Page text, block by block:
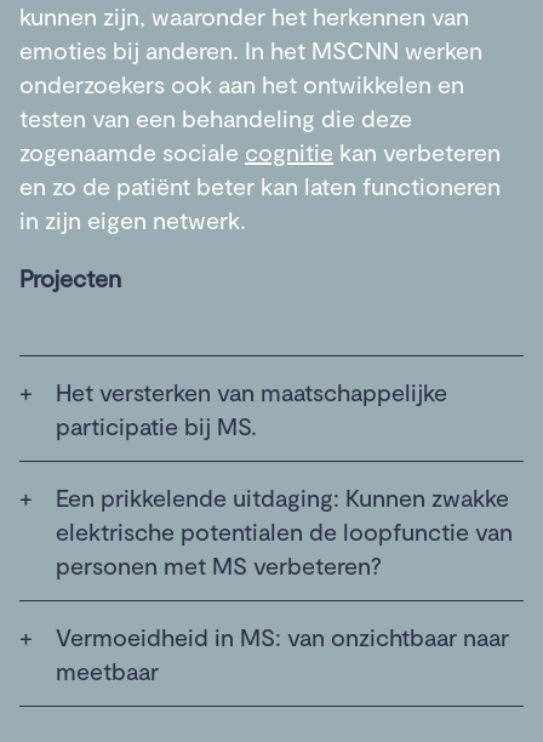
kunnen zijn, waaronder het herkennen van
emoties bij anderen. In het MSCNN werken
onderzoekers ook aan het ontwikkelen en
testen van een behandeling die deze
zogenaamde sociale cognitie kan verbeteren
en zo de patiënt beter kan laten functioneren
in zijn eigen netwerk.
Projecten
Het versterken van maatschappelijke
participatie bij MS.
Een prikkelende uitdaging: Kunnen zwakke
elektrische potentialen de loopfunctie van
personen met MS verbeteren?
Vermoeidheid in MS: van onzichtbaar naar
meetbaar